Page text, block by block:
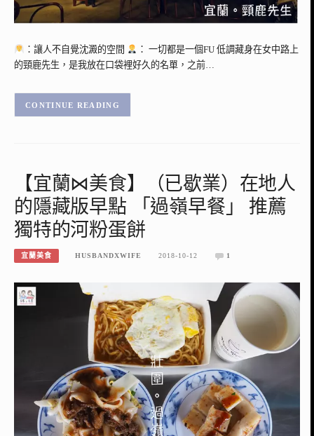
：讓人不自覺沈澱的空間
： 一切都是一個FU 低調藏身在女中路上
的頸鹿先生，是我放在口袋裡好久的名單，之前…
CONTINUE READING
【宜蘭⋈美食】（已歇業）在地人
的隱藏版早點 「過嶺早餐」 推薦
獨特的河粉蛋餅
宜蘭美食 HUSBANDXWIFE 2018-10-12 1